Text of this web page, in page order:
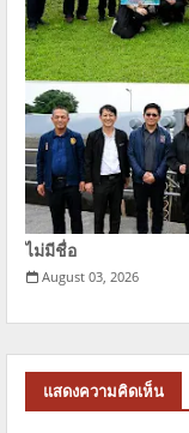
ไม่มีชื่อ
August 03, 2026
แสดงความคิดเห็น